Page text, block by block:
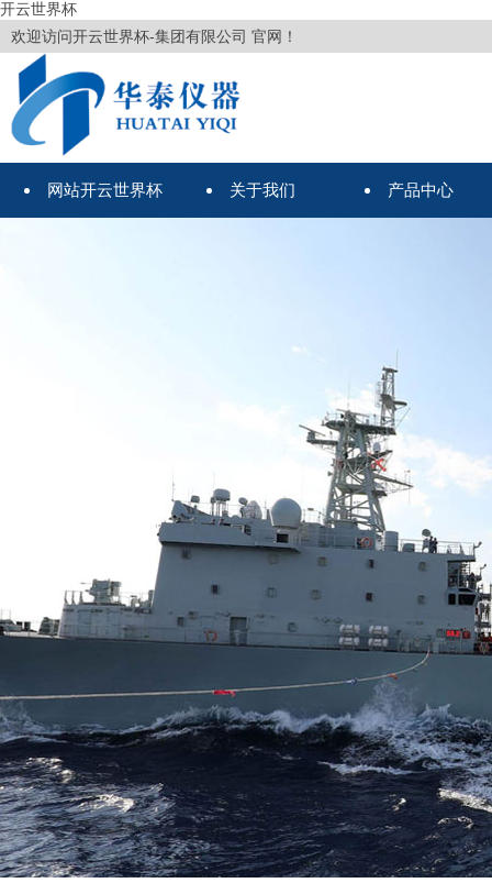
开云世界杯
欢迎访问开云世界杯-集团有限公司 官网！
网站开云世界杯 关于我们 产品中心